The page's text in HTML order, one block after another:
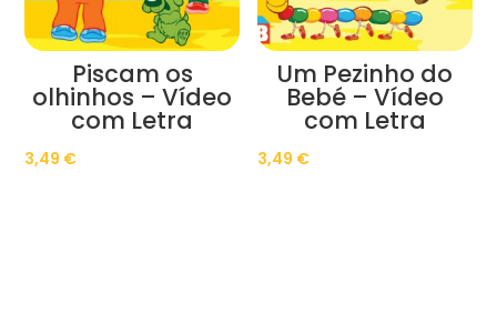
Piscam os
olhinhos – Vídeo
com Letra
3,49 €
Um Pezinho do
Bebé – Vídeo
com Letra
3,49 €